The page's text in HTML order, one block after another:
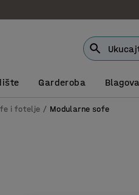
Garderoba
i fotelje Modularne sofe